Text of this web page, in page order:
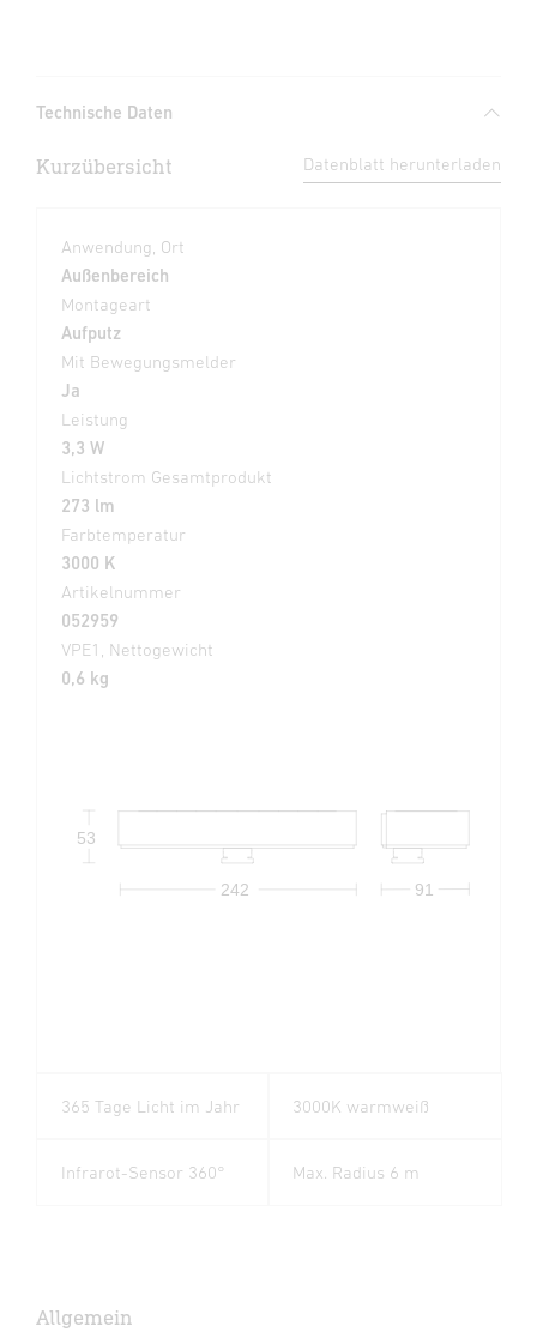
Technische Daten
Kurzübersicht Datenblatt herunterladen
Anwendung, Ort
Außenbereich
Montageart
Aufputz
Mit Bewegungsmelder
Ja
Leistung
3,3 W
Lichtstrom Gesamtprodukt
273 lm
Farbtemperatur
3000 K
Artikelnummer
052959
VPE1, Nettogewicht
0,6 kg
242 91
53
365 Tage Licht im Jahr 3000K warmweiß
Infrarot-Sensor 360° Max. Radius 6 m
Allgemein